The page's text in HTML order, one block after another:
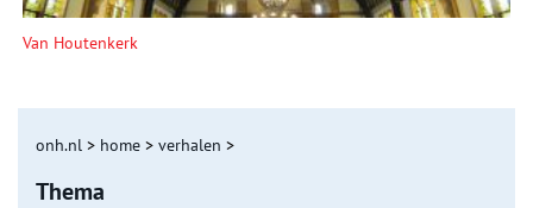
Van Houtenkerk
onh.nl > home > verhalen >
Thema